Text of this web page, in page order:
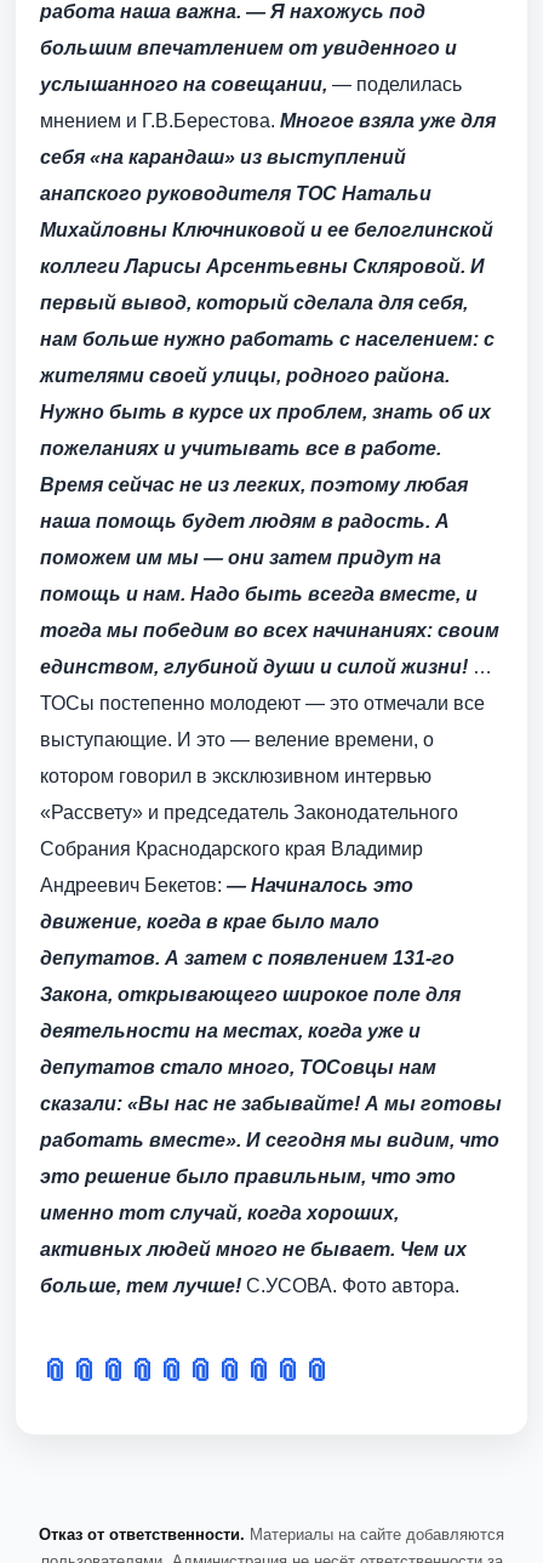
работа наша важна. — Я нахожусь под
большим впечатлением от увиденного и
услышанного на совещании, — поделилась
мнением и Г.В.Берестова. Многое взяла уже для
себя «на карандаш» из выступ­лений
анапского руководителя ТОС Натальи
Михайловны Ключниковой и ее белоглинской
коллеги Ларисы Арсентьевны Скляровой. И
первый вывод, который сделала для себя,
нам больше нужно работать с населением: с
жителями своей улицы, родного района.
Нужно быть в курсе их проблем, знать об их
пожеланиях и учитывать все в работе.
Время сейчас не из легких, поэтому любая
наша помощь будет людям в радость. А
поможем им мы — они затем придут на
помощь и нам. Надо быть всегда вместе, и
тогда мы победим во всех начинаниях: своим
единством, глубиной души и силой жизни! …
ТОСы постепенно молодеют — это отмечали все
выступающие. И это — веление времени, о
котором говорил в эксклюзивном интервью
«Рассвету» и председатель Законодательного
Собрания Краснодарского края Владимир
Андреевич Бекетов: — Начиналось это
движение, когда в крае было мало
депутатов. А затем с появлением 131-го
Закона, открывающего широкое поле для
деятельности на местах, когда уже и
депутатов стало много, ТОСовцы нам
сказали: «Вы нас не забывайте! А мы готовы
работать вместе». И сегодня мы видим, что
это решение было правильным, что это
именно тот случай, когда хороших,
активных людей много не бывает. Чем их
больше, тем лучше! С.УСОВА. Фото автора.
📎 📎 📎 📎 📎 📎 📎 📎 📎 📎
Отказ от ответственности. Материалы на сайте добавляются